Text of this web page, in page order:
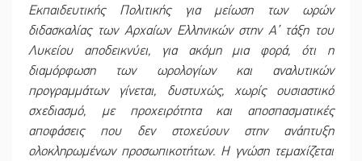
Εκπαιδευτικής Πολιτικής για μείωση των ωρών
διδασκαλίας των Αρχαίων Ελληνικών στην Α’ τάξη του
Λυκείου αποδεικνύει, για ακόμη μια φορά, ότι η
διαμόρφωση των ωρολογίων και αναλυτικών
προγραμμάτων γίνεται, δυστυχώς, χωρίς ουσιαστικό
σχεδιασμό, με προχειρότητα και αποσπασματικές
αποφάσεις που δεν στοχεύουν στην ανάπτυξη
ολοκληρωμένων προσωπικοτήτων. Η γνώση τεμαχίζεται